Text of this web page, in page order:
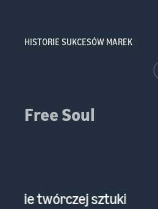
HISTORIE SUKCESÓW MAREK
New Republic
Amazon udostępnia